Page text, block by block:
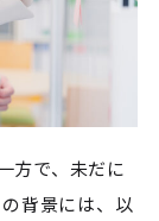
方で、未だに
背景には、以